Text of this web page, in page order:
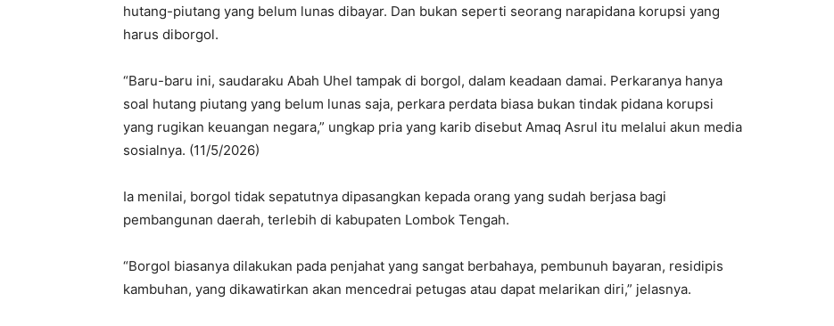
hutang-piutang yang belum lunas dibayar. Dan bukan seperti seorang narapidana korupsi yang
harus diborgol.
“Baru-baru ini, saudaraku Abah Uhel tampak di borgol, dalam keadaan damai. Perkaranya hanya
soal hutang piutang yang belum lunas saja, perkara perdata biasa bukan tindak pidana korupsi
yang rugikan keuangan negara,” ungkap pria yang karib disebut Amaq Asrul itu melalui akun media
sosialnya. (11/5/2026)
Ia menilai, borgol tidak sepatutnya dipasangkan kepada orang yang sudah berjasa bagi
pembangunan daerah, terlebih di kabupaten Lombok Tengah.
“Borgol biasanya dilakukan pada penjahat yang sangat berbahaya, pembunuh bayaran, residipis
kambuhan, yang dikawatirkan akan mencedrai petugas atau dapat melarikan diri,” jelasnya.